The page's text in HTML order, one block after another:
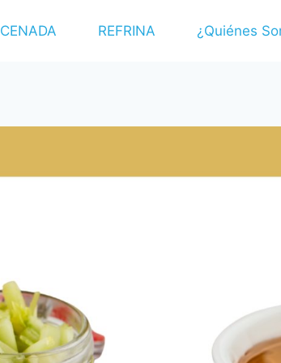
CENADA REFRINA ¿Quiénes